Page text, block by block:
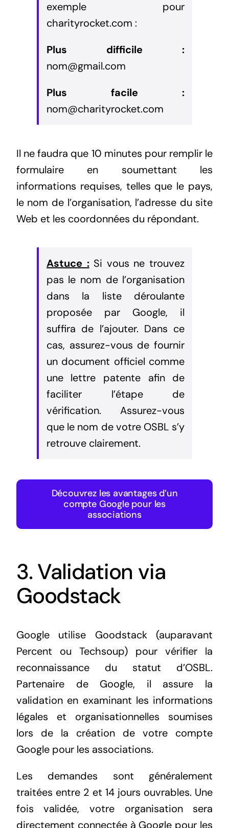
exemple pour
charityrocket.com :
Plus difficile :
nom@gmail.com
Plus facile :
nom@charityrocket.com
Il ne faudra que 10 minutes pour remplir le
formulaire en soumettant les
informations requises, telles que le pays,
le nom de l’organisation, l’adresse du site
Web et les coordonnées du répondant.
Astuce : Si vous ne trouvez
pas le nom de l’organisation
dans la liste déroulante
proposée par Google, il
suffira de l’ajouter. Dans ce
cas, assurez-vous de fournir
un document officiel comme
une lettre patente afin de
faciliter l’étape de
vérification. Assurez-vous
que le nom de votre OSBL s’y
retrouve clairement.
Découvrez les avantages d’un
compte Google pour les
associations
3. Validation via
Goodstack
Google utilise Goodstack (auparavant
Percent ou Techsoup) pour vérifier la
reconnaissance du statut d’OSBL.
Partenaire de Google, il assure la
validation en examinant les informations
légales et organisationnelles soumises
lors de la création de votre compte
Google pour les associations.
Les demandes sont généralement
traitées entre 2 et 14 jours ouvrables. Une
fois validée, votre organisation sera
directement connectée à Google pour les